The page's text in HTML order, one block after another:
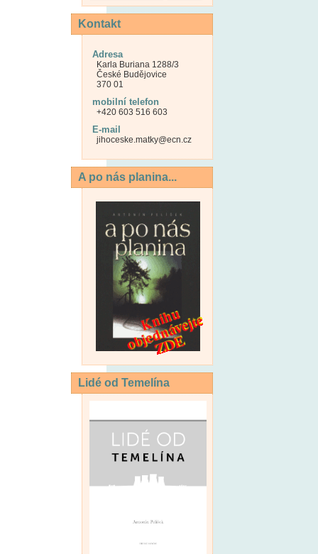
Kontakt
Adresa
Karla Buriana 1288/3
České Budějovice
370 01
mobilní telefon
+420 603 516 603
E-mail
jihoceske.matky@ecn.cz
A po nás planina...
Lidé od Temelína